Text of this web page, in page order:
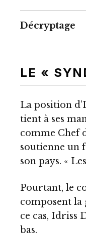
Décryptage
LE «
La position
tient à ses
comme Chef
soutienne un
son pays. «
Pourtant, le
composent la
ce cas, Idriss
bas.